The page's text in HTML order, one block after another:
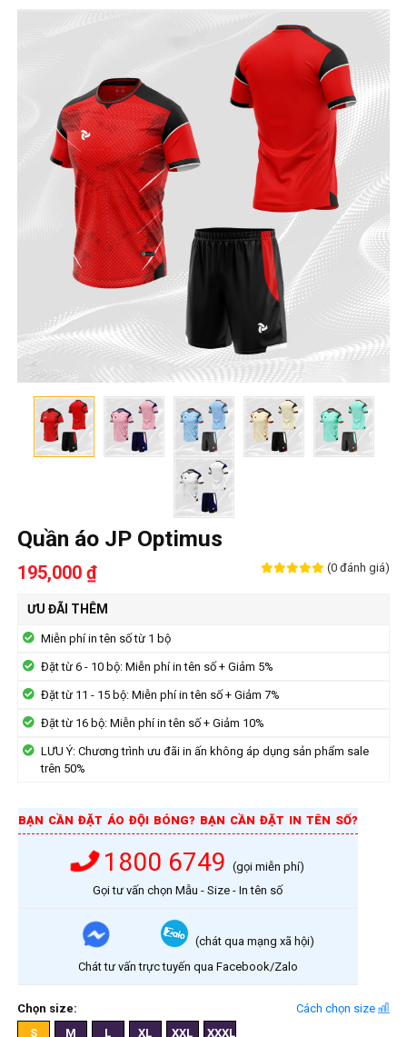
Quần áo JP Optimus
195,000 ₫ (0 đánh giá)
ƯU ĐÃI THÊM
Miễn phí in tên số từ 1 bộ
Đặt từ 6 - 10 bộ: Miễn phí in tên số + Giảm 5%
Đặt từ 11 - 15 bộ: Miễn phí in tên số + Giảm 7%
Đặt từ 16 bộ: Miễn phí in tên số + Giảm 10%
LƯU Ý: Chương trình ưu đãi in ấn không áp dụng sản phẩm sale
trên 50%
BẠN CẦN ĐẶT ÁO ĐỘI BÓNG? BẠN CẦN ĐẶT IN TÊN SỐ?
1800 6749 (gọi miễn phí)
Gọi tư vấn chọn Mẫu - Size - In tên số
(chát qua mạng xã hội)
Chát tư vấn trực tuyến qua Facebook/Zalo
Chọn size:
Cách chọn size
S
M L XL XXL XXXL